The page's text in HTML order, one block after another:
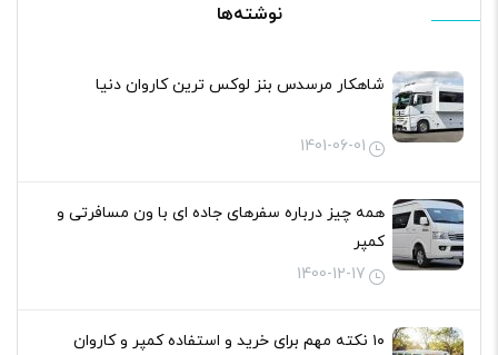
نوشته‌ها
شاهکار مرسدس بنز لوکس ترین کاروان دنیا
1401-06-01
همه چیز درباره سفرهای جاده ای با ون مسافرتی و
کمپر
1400-12-17
۱۰ نکته مهم برای خرید و استفاده کمپر و کاروان